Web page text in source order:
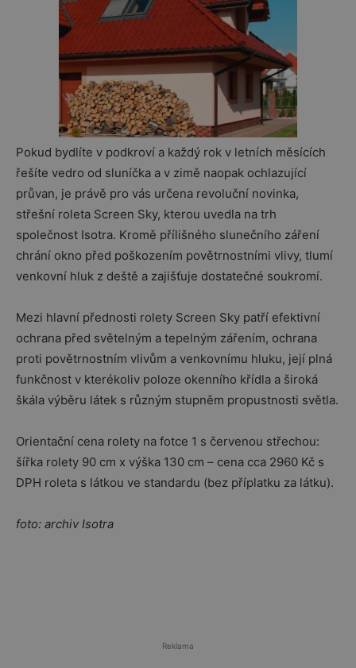
Pokud bydlíte v podkroví a každý rok v letních měsících
řešíte vedro od sluníčka a v zimě naopak ochlazující
průvan, je právě pro vás určena revoluční novinka,
střešní roleta Screen Sky, kterou uvedla na trh
společnost Isotra. Kromě přílišného slunečního záření
chrání okno před poškozením povětrnostními vlivy, tlumí
venkovní hluk z deště a zajišťuje dostatečné soukromí.
Mezi hlavní přednosti rolety Screen Sky patří efektivní
ochrana před světelným a tepelným zářením, ochrana
proti povětrnostním vlivům a venkovnímu hluku, její plná
funkčnost v kterékoliv poloze okenního křídla a široká
škála výběru látek s různým stupněm propustnosti světla.
Orientační cena rolety na fotce 1 s červenou střechou:
šířka rolety 90 cm x výška 130 cm – cena cca 2960 Kč s
DPH roleta s látkou ve standardu (bez příplatku za látku).
foto: archiv Isotra
Reklama